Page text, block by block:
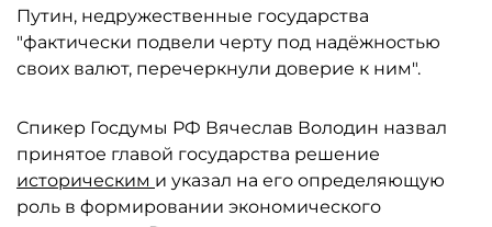
Путин, недружественные государства
"фактически подвели черту под надёжностью
своих валют, перечеркнули доверие к ним".
Спикер Госдумы РФ Вячеслав Володин назвал
принятое главой государства решение
историческим и указал на его определяющую
роль в формировании экономического